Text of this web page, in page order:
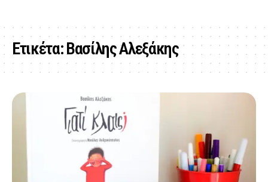
Ετικέτα:Βασίλης Αλεξάκης